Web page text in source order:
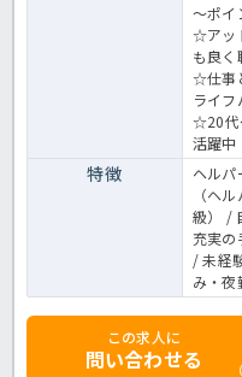
～ポイ
☆アッ
も良く
☆仕事
ライ
☆20代
活躍中
特徴
ヘル
（ヘ
級） /
充実の
/ 未経
み・夜
この求人に
問い合わせる